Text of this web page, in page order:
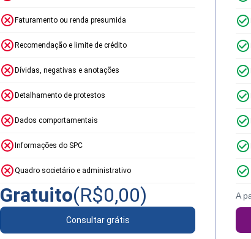
Faturamento ou renda presumida
Recomendação e limite de crédito
Dívidas, negativas e anotações
Detalhamento de protestos
Dados comportamentais
Informações do SPC
Quadro societário e administrativo
Gratuito(R$0,00)
Consultar grátis
A